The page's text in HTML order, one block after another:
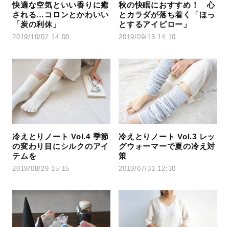
快適な空気といい香りに癒
される…コロンとかわいい
「炭の利休」
2019/10/02 14:00
秋の快眠におすすめ！ 心
とカラダが落ち着く「ほっ
とするアイピロー」
2019/09/13 14:10
冷えとりノート Vol.4 季節
の変わり目にシルクのアイ
テムを
2019/08/29 15:15
冷えとりノート Vol.3 レッ
グウォーマーで夏の冷え対
策
2019/07/31 12:30